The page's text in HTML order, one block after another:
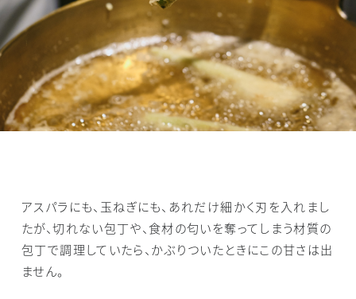
アスパラにも、玉ねぎにも、あれだけ細かく刃を入れまし
たが、切れない包丁や、食材の匂いを奪ってしまう材質の
包丁で調理していたら、かぶりついたときにこの甘さは出
ません。